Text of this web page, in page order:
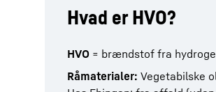
Hvad er HVO?
HVO = brændstof fra
Råmaterialer: Vegetabilske